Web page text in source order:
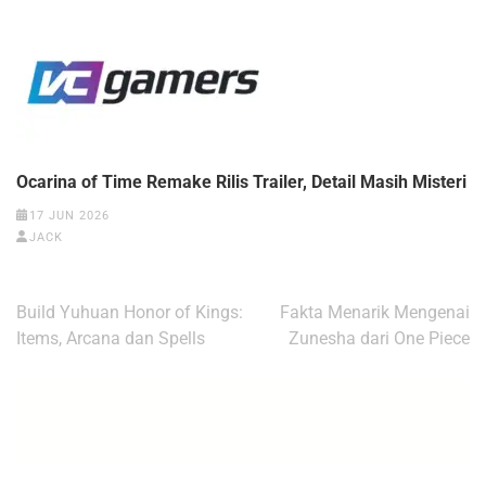
Ocarina of Time Remake Rilis Trailer, Detail Masih Misteri
17 JUN 2026
JACK
Navigasi
pos
Build Yuhuan Honor of Kings:
Items, Arcana dan Spells
Fakta Menarik Mengenai
Zunesha dari One Piece